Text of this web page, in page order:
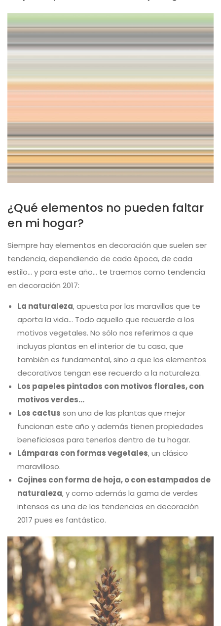
¿Qué elementos no pueden faltar
en mi hogar?
Siempre hay elementos en decoración que suelen ser
tendencia, dependiendo de cada época, de cada
estilo… y para este año… te traemos como tendencia
en decoración 2017:
La naturaleza, apuesta por las maravillas que te
aporta la vida… Todo aquello que recuerde a los
motivos vegetales. No sólo nos referimos a que
incluyas plantas en el interior de tu casa, que
también es fundamental, sino a que los elementos
decorativos tengan ese recuerdo a la naturaleza.
Los papeles pintados con motivos florales, con
motivos verdes…
Los cactus son una de las plantas que mejor
funcionan este año y además tienen propiedades
beneficiosas para tenerlos dentro de tu hogar.
Lámparas con formas vegetales, un clásico
maravilloso.
Cojines con forma de hoja, o con estampados de
naturaleza, y como además la gama de verdes
intensos es una de las tendencias en decoración
2017 pues es fantástico.